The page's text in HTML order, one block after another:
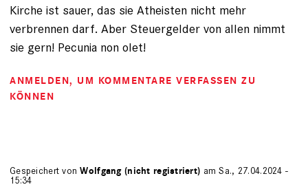
Kirche ist sauer, das sie Atheisten nicht mehr
verbrennen darf. Aber Steuergelder von allen nimmt
sie gern! Pecunia non olet!
ANMELDEN, UM KOMMENTARE VERFASSEN ZU
KÖNNEN
Gespeichert vonWolfgang (nicht registriert) am Sa., 27.04.2024 -
15:34